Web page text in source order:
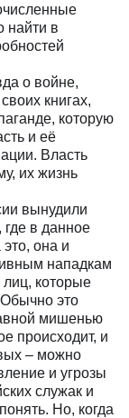
найти в
о войне,
книгах,
которую
и её
Власть
их жизнь
вынудили
в данное
она и
нападкам
которые
это
мишенью
происходит, и
– можно
и угрозы
служак и
Но, когда